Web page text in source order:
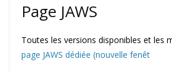
Page JAWS
Toutes les versions disponibles et les
page JAWS dédiée (nouvelle fenêt